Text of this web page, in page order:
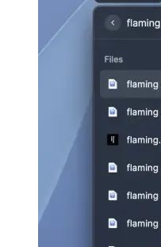
Γίνεται γρήγορη λήψη, γι'
δοκιμάσετε και να δείτε
σας. Μόλις προσαρμοστείτε
γίνεται δεύτερη φύση στη
deutsch
ελληνικά
ελληνικά
english
english
esperanto